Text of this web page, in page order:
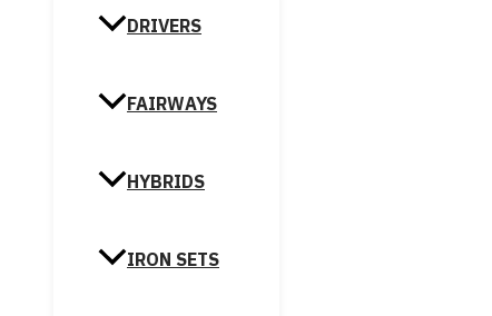
DRIVERS
FAIRWAYS
HYBRIDS
IRON SETS